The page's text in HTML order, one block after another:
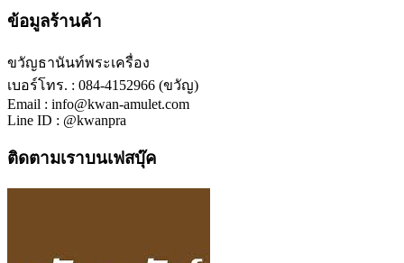
ข้อมูลร้านค้า
ขวัญธานันท์พระเครื่อง
เบอร์โทร. : 084-4152966 (ขวัญ)
Email : info@kwan-amulet.com
Line ID : @kwanpra
ติดตามเราบนเฟสบุ๊ค